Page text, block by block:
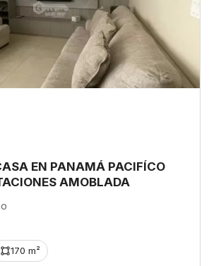
EN PANAMÁ PACIFÍCO
AMOBLADA
170 m²